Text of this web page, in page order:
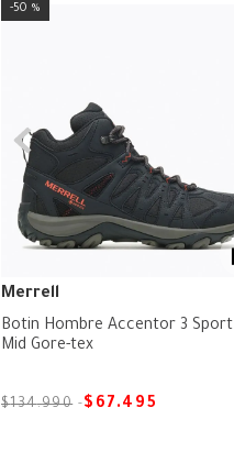
50 %
Merrell
Botin Hombre Accentor 3 Sport
Mid Gore-tex
$134.990 $ 67.495